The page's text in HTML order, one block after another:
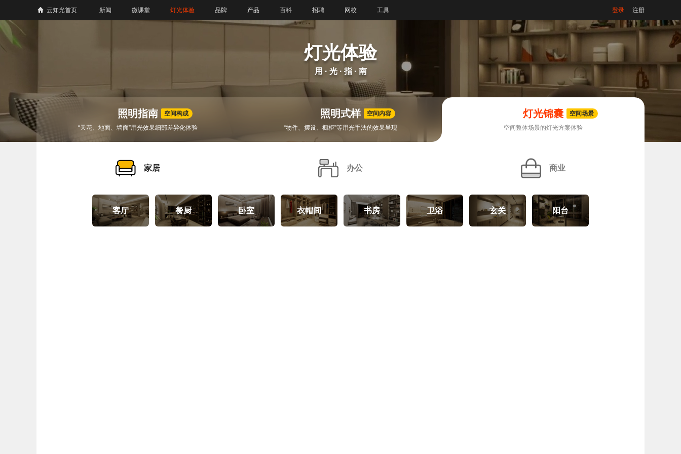
云知光首页 新闻 微课堂 灯光体验 品牌 产品 百科 招聘 网校 工具 登录 注册
灯光体验
用 · 光 · 指 · 南
照明指南
空间构成
“天花、地面、墙面”用光效果细部差异化体验
照明式样
空间内容
“物件、摆设、橱柜”等用光手法的效果呈现
灯光锦囊
空间场景
空间整体场景的灯光方案体验
家居 办公 商业
客厅 餐厨 卧室 衣帽间 书房 卫浴 玄关 阳台